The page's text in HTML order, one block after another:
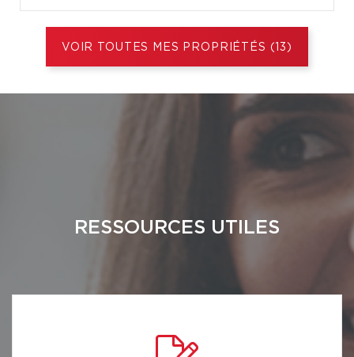
VOIR TOUTES MES PROPRIÉTÉS (13)
RESSOURCES UTILES